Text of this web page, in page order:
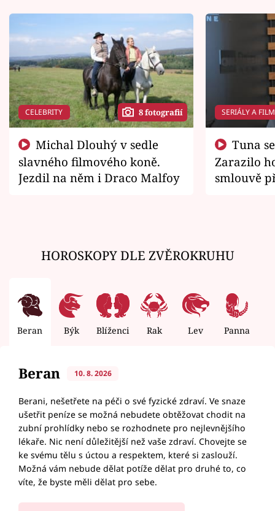
CELEBRITY 8 fotografií
slavného filmového koně.
Jezdil na něm i Draco Malfoy
SERIÁLY A
Zarazilo
smlouvě
HOROSKOPY DLE ZVĚROKRUHU
Beran Býk Blíženci Rak Lev Panna
Beran 10. 8. 2026
Berani, nešetřete na péči o své fyzické zdraví. Ve snaze
ušetřit peníze se možná nebudete obtěžovat chodit na
zubní prohlídky nebo se rozhodnete pro nejlevnějšího
lékaře. Nic není důležitější než vaše zdraví. Chovejte se
ke svému tělu s úctou a respektem, které si zaslouží.
Možná vám nebude dělat potíže dělat pro druhé to, co
víte, že byste měli dělat pro sebe.